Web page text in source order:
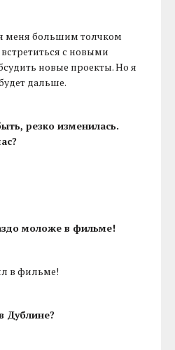
меня большим толчком
с новыми
новые проекты. Но я
дальше.
резко изменилась.
моложе в фильме!
в фильме!
Дублине?